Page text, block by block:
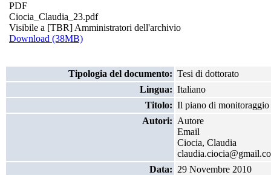
PDF
Ciocia_Claudia_23.pdf
Visibile a [TBR] Amministratori dell'archivio
Download (38MB)
Tipologia del documento: Tesi di dottorato
Lingua: Italiano
Titolo: Il piano di
Autori: Autore
Email
Ciocia, Claudia
Data: 29 Novembre 2010